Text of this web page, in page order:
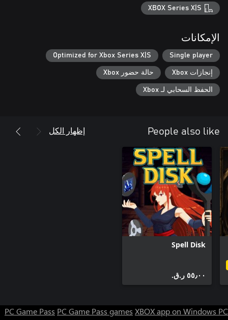
Learn the secrets of the three main heroes and their antagonists.
the game play and enliven your game experience.
XBOX Series X|S
الإمكانات
Single player
Optimized for Xbox Series X|S
إنجازات Xbox حالة حضور Xbox
الحفظ السحابي لـ Xbox
People also like إظهار الكل
Spell Disk
٥٥٫٠٠ ر.ق.‏
PC Game Pass PC Game Pass games XBOX app on Windows PC